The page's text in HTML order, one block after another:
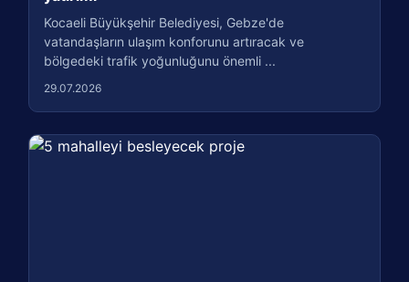
Kocaeli Büyükşehir Belediyesi, Gebze'de
vatandaşların ulaşım konforunu artıracak ve
bölgedeki trafik yoğunluğunu önemli ...
29.07.2026